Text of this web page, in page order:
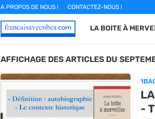
A PROPOS DE NOUS ! CONTACTEZ-NOUS !
LA BOITE À
AFFICHAGE DES ARTICLES DU
-